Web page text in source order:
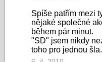
Spíše patřím mezi
nějaké společné
během pár minut.
"SD" jsem nikdy
toho pro jednou